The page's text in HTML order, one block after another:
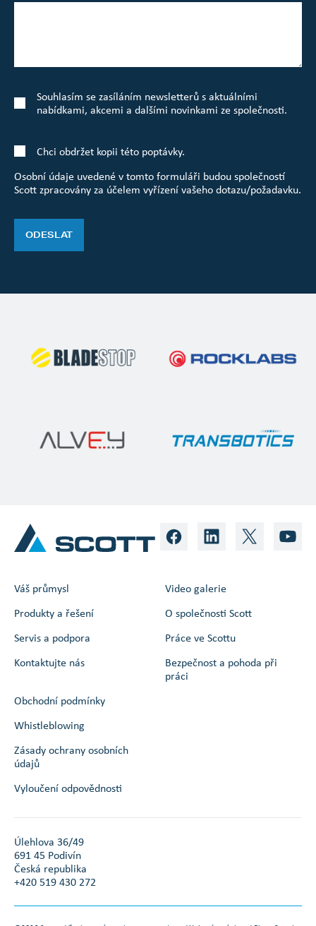
Souhlasím se zasíláním newsletterů s aktuálními
nabídkami, akcemi a dalšími novinkami ze společnosti.
Chci obdržet kopii této poptávky.
Osobní údaje uvedené v tomto formuláři budou společností
Scott zpracovány za účelem vyřízení vašeho dotazu/požadavku.
ODESLAT
Váš průmysl
Produkty a řešení
Servis a podpora
Kontaktujte nás
Video galerie
O společnosti Scott
Práce ve Scottu
Bezpečnost a pohoda při
práci
Obchodní podmínky
Whistleblowing
Zásady ochrany osobních
údajů
Vyloučení odpovědnosti
Úlehlova 36/49
691 45 Podivín
Česká republika
+420 519 430 272